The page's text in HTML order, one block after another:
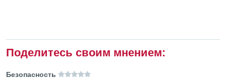
Поделитесь своим мнением:
Безопасность